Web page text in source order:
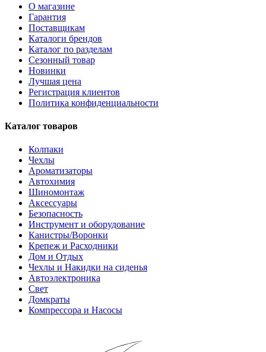
О магазине
Гарантия
Поставщикам
Каталоги брендов
Каталог по разделам
Сезонный товар
Новинки
Лучшая цена
Регистрация клиентов
Политика конфиденциальности
Каталог товаров
Колпаки
Чехлы
Ароматизаторы
Автохимия
Шиномонтаж
Аксессуары
Безопасность
Инструмент и оборудование
Канистры/Воронки
Крепеж и Расходники
Дом и Отдых
Чехлы и Накидки на сиденья
Автоэлектроника
Свет
Домкраты
Компрессора и Насосы